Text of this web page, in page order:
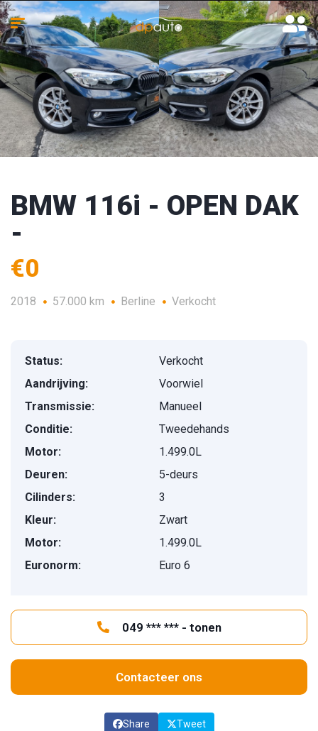
BMW 116i - OPEN DAK
-
€0
2018 57.000 km Berline Verkocht
Status:
Verkocht
Aandrijving:
Voorwiel
Transmissie:
Manueel
Conditie:
Tweedehands
Motor:
1.499.0L
Deuren:
5-deurs
Cilinders:
3
Kleur:
Zwart
Motor:
1.499.0L
Euronorm:
Euro 6
049 *** *** - tonen
Contacteer ons
Share Tweet